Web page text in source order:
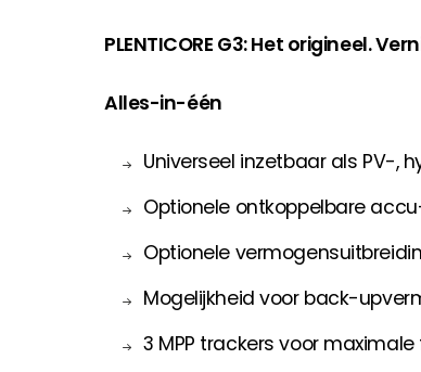
PLENTICORE G3: Het origineel.
Alles-in-één
Universeel inzetbaar als PV-,
Optionele ontkoppelbare
Optionele
Mogelijkheid voor back-
3 MPP trackers voor maximale